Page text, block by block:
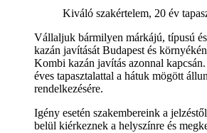
Kiváló szakértelem, 20 év
Vállaljuk bármilyen márkájú, típusú
kazán javítását Budapest és
Kombi kazán javítás azonnal
éves tapasztalattal a hátuk mögött
rendelkezésére.
Igény esetén szakembereink a
belül kiérkeznek a helyszínre és